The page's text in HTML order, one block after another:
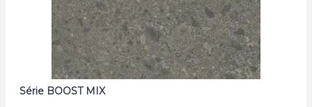
Série BOOST MIX